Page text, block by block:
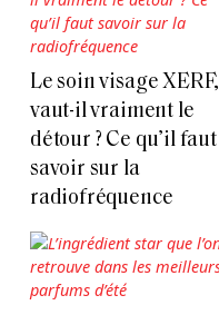
Le soin visage XERF,
vaut-il vraiment le
détour ? Ce qu’il faut
savoir sur la
radiofréquence